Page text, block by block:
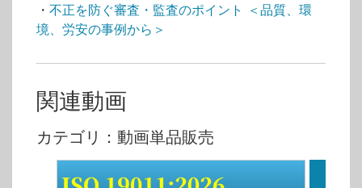
・ 不正を防ぐ審査・監査のポイント ＜品質、環
境、労安の事例から＞
関連動画
カテゴリ：動画単品販売